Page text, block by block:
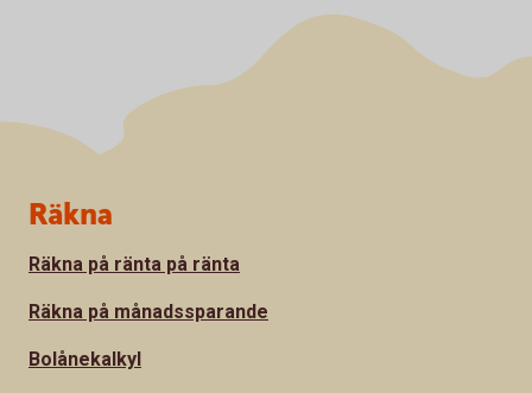
Sidfot
Räkna
Räkna på ränta på ränta
Räkna på månadssparande
Bolånekalkyl